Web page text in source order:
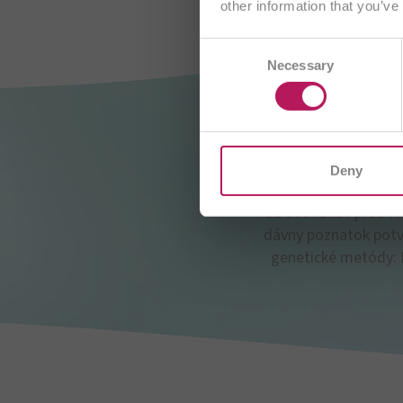
other information that
Necessary
Deny
Už 300 rokov pred
dávny poznatok
genetické metódy: